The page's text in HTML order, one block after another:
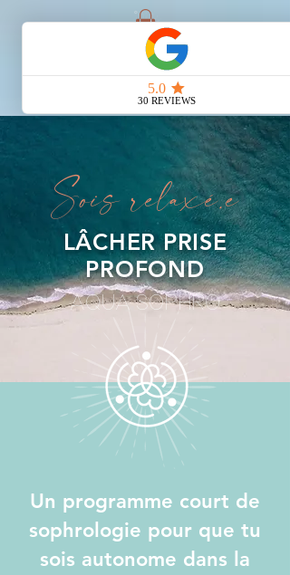
Sois relaxé.e
LÂCHER PRISE
PROFOND
AQUA SOPHRO
Un programme court de
sophrologie pour que tu
sois autonome dans la